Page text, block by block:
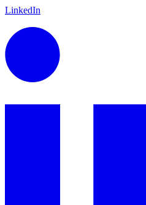
LinkedIn